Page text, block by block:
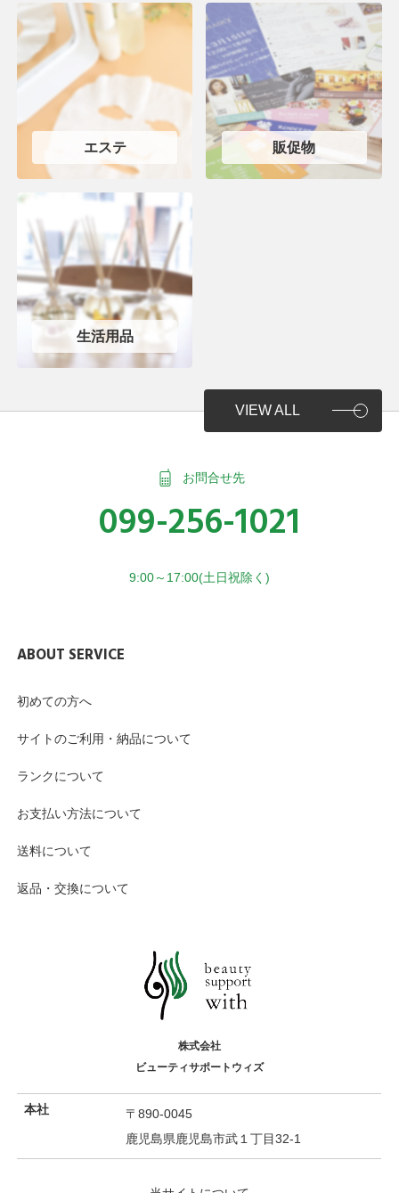
エステ 販促物
生活用品
VIEW ALL
お問合せ先
099-256-1021
9:00～17:00(土日祝除く)
ABOUT SERVICE
初めての方へ
サイトのご利用・納品について
ランクについて
お支払い方法について
送料について
返品・交換について
株式会社
ビューティサポートウィズ
本社
〒890-0045
鹿児島県鹿児島市武１丁目32-1